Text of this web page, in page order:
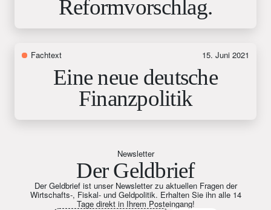
Reformvorschlag.
Fachtext 15. Juni 2021
Eine neue deutsche
Finanzpolitik
Newsletter
Der Geldbrief
Der Geldbrief ist unser Newsletter zu aktuellen Fragen der
Wirtschafts-, Fiskal- und Geldpolitik. Erhalten Sie ihn alle 14
Tage direkt in Ihrem Posteingang!